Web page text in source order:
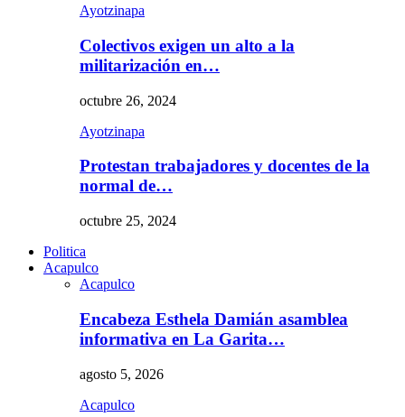
Ayotzinapa
Colectivos exigen un alto a la
militarización en…
octubre 26, 2024
Ayotzinapa
Protestan trabajadores y docentes de la
normal de…
octubre 25, 2024
Politica
Acapulco
Acapulco
Encabeza Esthela Damián asamblea
informativa en La Garita…
agosto 5, 2026
Acapulco